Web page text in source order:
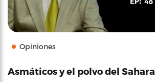
Opiniones
Asmáticos y el polvo del Sahara